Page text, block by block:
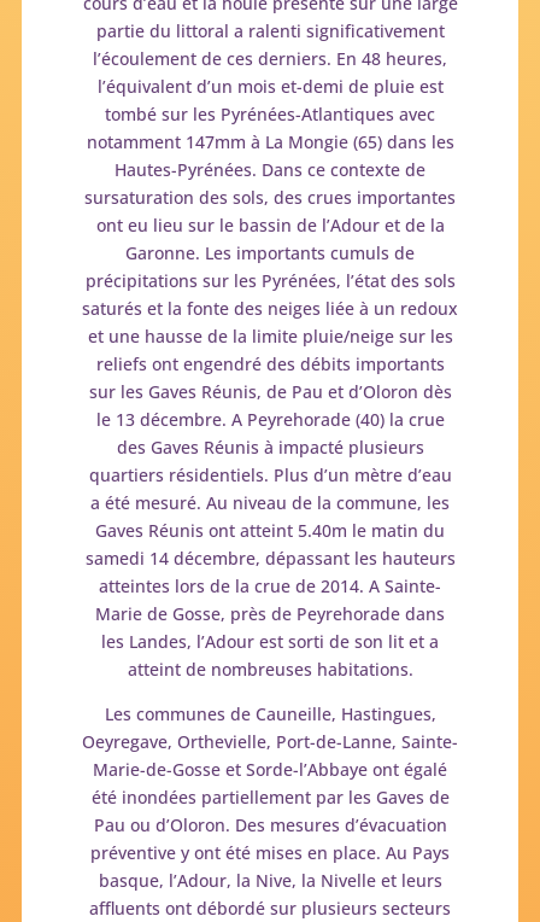
partie du littoral a ralenti significativement
l’écoulement de ces derniers. En 48 heures,
l’équivalent d’un mois et-demi de pluie est
tombé sur les Pyrénées-Atlantiques avec
notamment 147mm à La Mongie (65) dans les
Hautes-Pyrénées. Dans ce contexte de
sursaturation des sols, des crues importantes
ont eu lieu sur le bassin de l’Adour et de la
Garonne. Les importants cumuls de
précipitations sur les Pyrénées, l’état des sols
saturés et la fonte des neiges liée à un redoux
et une hausse de la limite pluie/neige sur les
reliefs ont engendré des débits importants
sur les Gaves Réunis, de Pau et d’Oloron dès
le 13 décembre. A Peyrehorade (40) la crue
des Gaves Réunis à impacté plusieurs
quartiers résidentiels. Plus d’un mètre d’eau
a été mesuré. Au niveau de la commune, les
Gaves Réunis ont atteint 5.40m le matin du
samedi 14 décembre, dépassant les hauteurs
atteintes lors de la crue de 2014. A Sainte-
Marie de Gosse, près de Peyrehorade dans
les Landes, l’Adour est sorti de son lit et a
atteint de nombreuses habitations.
Les communes de Cauneille, Hastingues,
Oeyregave, Orthevielle, Port-de-Lanne, Sainte-
Marie-de-Gosse et Sorde-l’Abbaye ont égalé
été inondées partiellement par les Gaves de
Pau ou d’Oloron. Des mesures d’évacuation
préventive y ont été mises en place. Au Pays
basque, l’Adour, la Nive, la Nivelle et leurs
affluents ont débordé sur plusieurs secteurs